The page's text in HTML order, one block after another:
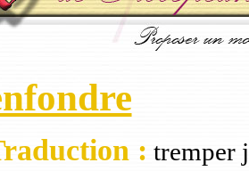
: tremper